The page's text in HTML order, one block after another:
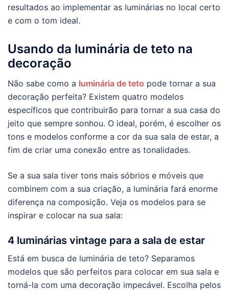
resultados ao implementar as luminárias no local certo
e com o tom ideal.
Usando da luminária de teto na
decoração
Não sabe como a luminária de teto pode tornar a sua
decoração perfeita? Existem quatro modelos
específicos que contribuirão para tornar a sua casa do
jeito que sempre sonhou. O ideal, porém, é escolher os
tons e modelos conforme a cor da sua sala de estar, a
fim de criar uma conexão entre as tonalidades.
Se a sua sala tiver tons mais sóbrios e móveis que
combinem com a sua criação, a luminária fará enorme
diferença na composição. Veja os modelos para se
inspirar e colocar na sua sala:
4 luminárias vintage para a sala de estar
Está em busca de luminária de teto? Separamos
modelos que são perfeitos para colocar em sua sala e
torná-la com uma decoração impecável. Escolha pelos